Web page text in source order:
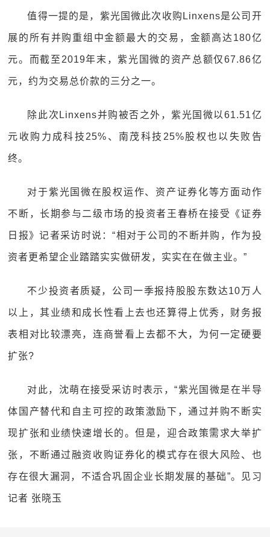
值得一提的是，紫光国微此次收购Linxens是公司开
展的所有并购重组中金额最大的交易，金额高达180亿
元。而截至2019年末，紫光国微的资产总额仅67.86亿
元，约为交易总价款的三分之一。
除此次Linxens并购被否之外，紫光国微以61.51亿
元收购力成科技25%、南茂科技25%股权也以失败告
终。
对于紫光国微在股权运作、资产证券化等方面动作
不断，长期参与二级市场的投资者王春桥在接受《证券
日报》记者采访时说：“相对于公司的不断并购，作为投
资者更希望企业踏踏实实做研发，实实在在做主业。”
不少投资者质疑，公司一季报持股股东数达10万人
以上，其业绩和成长性看上去也还算得上优秀，财务报
表相对比较漂亮，连商誉看上去都不大，为何一定硬要
扩张?
对此，沈萌在接受采访时表示，“紫光国微是在半导
体国产替代和自主可控的政策激励下，通过并购不断实
现扩张和业绩快速增长的。但是，迎合政策需求大举扩
张，不断通过融资收购证券化的模式存在很大风险、也
存在很大漏洞，不适合巩固企业长期发展的基础”。见习
记者 张晓玉